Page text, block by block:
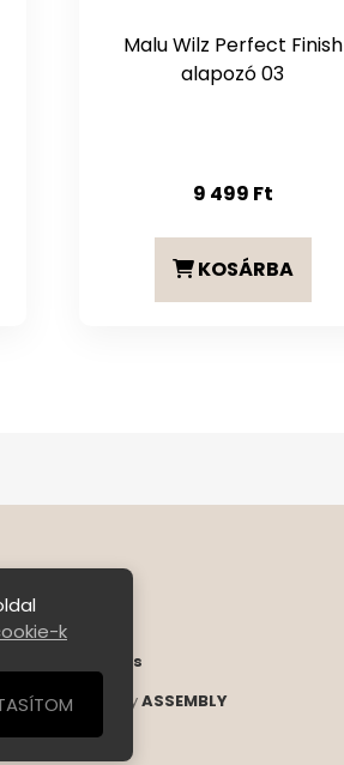
Malu Wilz Perfect Finish
alapozó 03
9 499 Ft
KOSÁRBA
Bejelentkezés
| Designed byASSEMBLY
k